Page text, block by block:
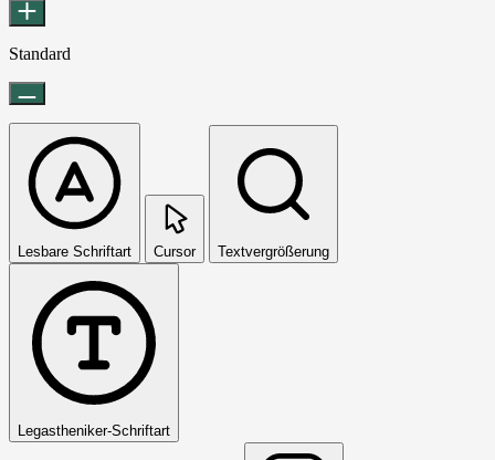
Standard
Lesbare Schriftart Cursor Textvergrößerung
Legastheniker-Schriftart